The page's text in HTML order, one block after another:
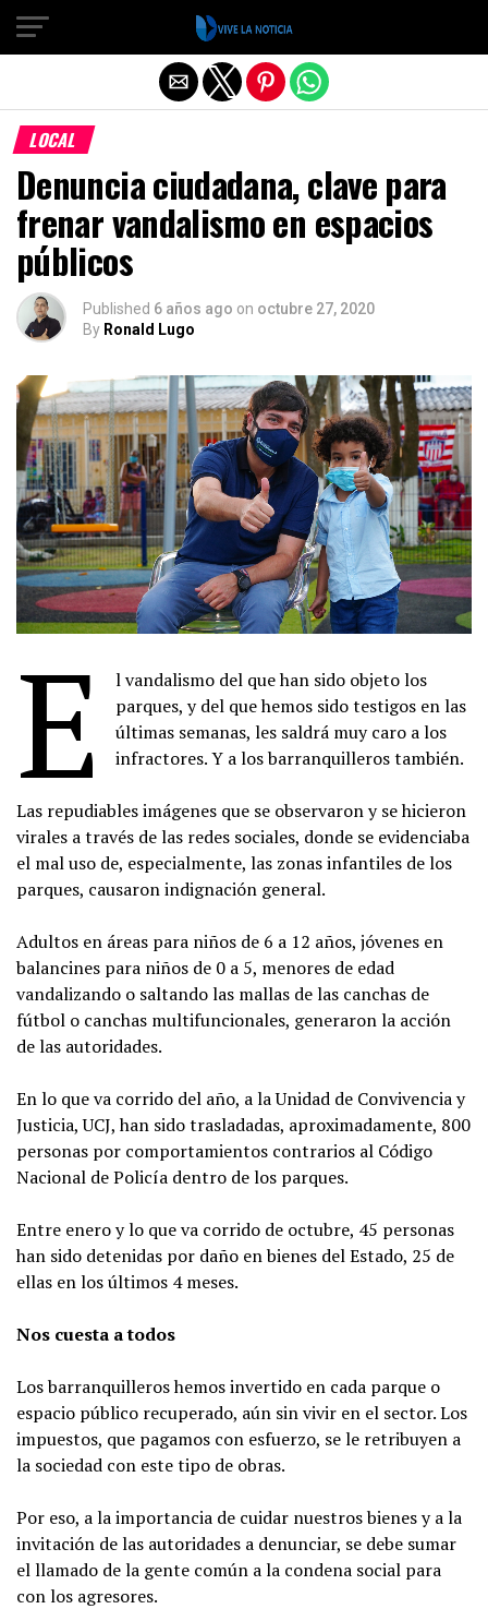
LOCAL
Denuncia ciudadana, clave para
frenar vandalismo en espacios
públicos
Published 6 años ago on octubre 27, 2020
By Ronald Lugo
E
l vandalismo del que han sido objeto los
parques, y del que hemos sido testigos en las
últimas semanas, les saldrá muy caro a los
infractores. Y a los barranquilleros también.
Las repudiables imágenes que se observaron y se hicieron
virales a través de las redes sociales, donde se evidenciaba
el mal uso de, especialmente, las zonas infantiles de los
parques, causaron indignación general.
Adultos en áreas para niños de 6 a 12 años, jóvenes en
balancines para niños de 0 a 5, menores de edad
vandalizando o saltando las mallas de las canchas de
fútbol o canchas multifuncionales, generaron la acción
de las autoridades.
En lo que va corrido del año, a la Unidad de Convivencia y
Justicia, UCJ, han sido trasladadas, aproximadamente, 800
personas por comportamientos contrarios al Código
Nacional de Policía dentro de los parques.
Entre enero y lo que va corrido de octubre, 45 personas
han sido detenidas por daño en bienes del Estado, 25 de
ellas en los últimos 4 meses.
Nos cuesta a todos
Los barranquilleros hemos invertido en cada parque o
espacio público recuperado, aún sin vivir en el sector. Los
impuestos, que pagamos con esfuerzo, se le retribuyen a
la sociedad con este tipo de obras.
Por eso, a la importancia de cuidar nuestros bienes y a la
invitación de las autoridades a denunciar, se debe sumar
el llamado de la gente común a la condena social para
con los agresores.
Salir de la versión móvil